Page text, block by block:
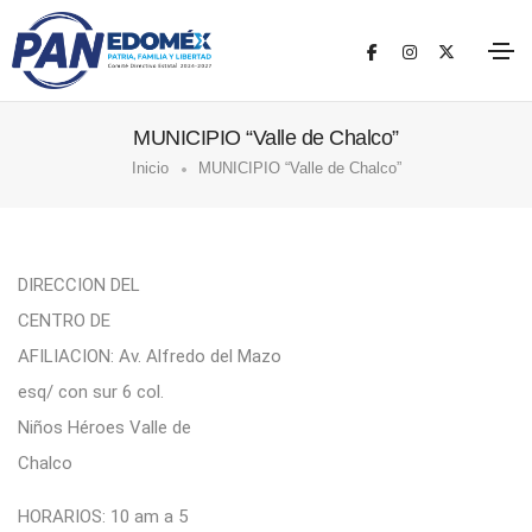
MUNICIPIO “Valle de Chalco”
Inicio MUNICIPIO “Valle de Chalco”
DIRECCION DEL
CENTRO DE
AFILIACION: Av. Alfredo del Mazo
esq/ con sur 6 col.
Niños Héroes Valle de
Chalco
HORARIOS: 10 am a 5